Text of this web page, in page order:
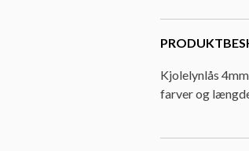
Kjolelynlås
farver og